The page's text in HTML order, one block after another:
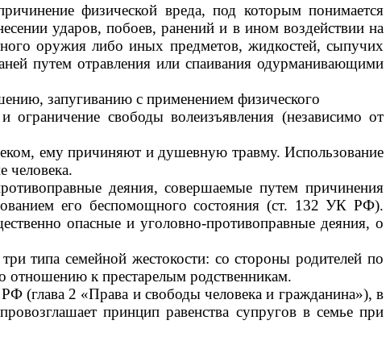
физической вреда, под которым понимается
ударов, побоев, ранений и в ином воздействии на
оружия либо иных предметов, жидкостей, сыпучих
путем отравления или спаивания одурманивающими
запугиванию с применением физического
свободы волеизъявления (независимо от
ему причиняют и душевную травму. Использование
человека.
деяния, совершаемые путем причинения
его беспомощного состояния (ст. 132 УК РФ).
опасные и уголовно-противоправные деяния, о
типа семейной жестокости: со стороны родителей по
к престарелым родственникам.
(глава 2 «Права и свободы человека и гражданина»), в
принцип равенства супругов в семье при